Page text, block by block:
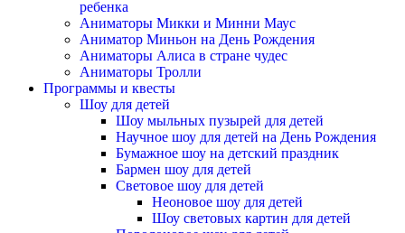
ребенка
Аниматоры Микки и Минни Маус
Аниматор Миньон на День Рождения
Аниматоры Алиса в стране чудес
Аниматоры Тролли
Программы и квесты
Шоу для детей
Шоу мыльных пузырей для детей
Научное шоу для детей на День Рождения
Бумажное шоу на детский праздник
Бармен шоу для детей
Световое шоу для детей
Неоновое шоу для детей
Шоу световых картин для детей